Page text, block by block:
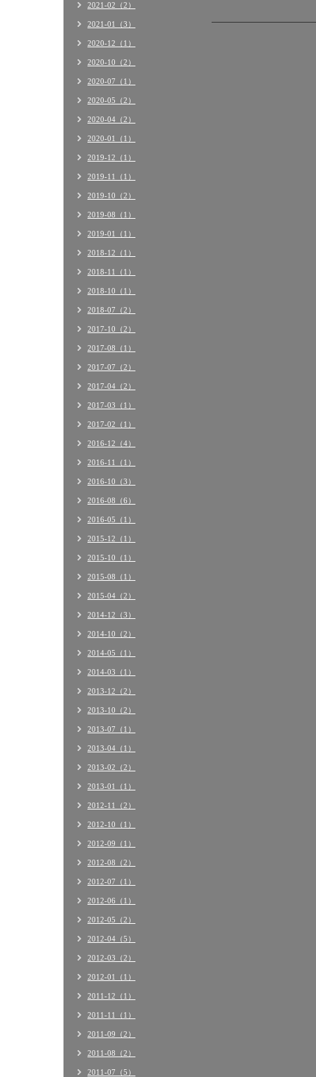
2021-02（2）
2021-01（3）
2020-12（1）
2020-10（2）
2020-07（1）
2020-05（2）
2020-04（2）
2020-01（1）
2019-12（1）
2019-11（1）
2019-10（2）
2019-08（1）
2019-01（1）
2018-12（1）
2018-11（1）
2018-10（1）
2018-07（2）
2017-10（2）
2017-08（1）
2017-07（2）
2017-04（2）
2017-03（1）
2017-02（1）
2016-12（4）
2016-11（1）
2016-10（3）
2016-08（6）
2016-05（1）
2015-12（1）
2015-10（1）
2015-08（1）
2015-04（2）
2014-12（3）
2014-10（2）
2014-05（1）
2014-03（1）
2013-12（2）
2013-10（2）
2013-07（1）
2013-04（1）
2013-02（2）
2013-01（1）
2012-11（2）
2012-10（1）
2012-09（1）
2012-08（2）
2012-07（1）
2012-06（1）
2012-05（2）
2012-04（5）
2012-03（2）
2012-01（1）
2011-12（1）
2011-11（1）
2011-09（2）
2011-08（2）
2011-07（5）